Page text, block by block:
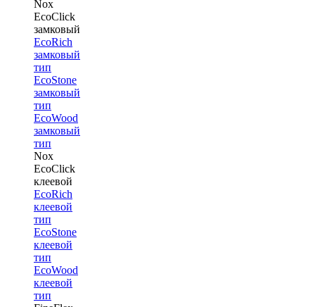
Nox
EcoClick
замковый
EcoRich
замковый
тип
EcoStone
замковый
тип
EcoWood
замковый
тип
Nox
EcoClick
клеевой
EcoRich
клеевой
тип
EcoStone
клеевой
тип
EcoWood
клеевой
тип